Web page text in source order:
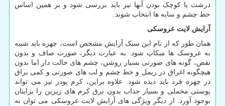
درشت یا کوچک بودن آنها نیز باید بررسی شود و بر همین اساس
خط چشم و سایه ها انتخاب شوند.
آرایش لایت عروسکی
همان طور که از نام این سبک آرایش مشخص است، چهره باید شبیه
به عروسک ها میکاپ شود. به عبارت دیگر، صورت صاف و بدون
نقض، گونه های صورتی بسیار روشن، چشم های حالت دار اما بدون
هیچگونه اغراق در ریمل و خط چشم و لب های صورتی و کمی براق
در چهره فرد باید دیده شود. علاوه براین، کرم پودر نیز می تواند
پوستی مخملی و بسیار جذاب بدون برق کرم های زیرین را برایتان
بوجود آورد. از دیگر ویژگی های آرایش لایت عروسکی می توان به